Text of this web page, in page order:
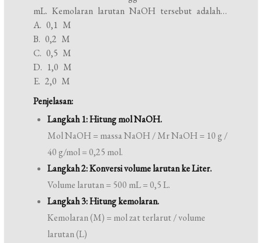
mL. Kemolaran larutan NaOH tersebut adalah…
A. 0,1 M
B. 0,2 M
C. 0,5 M
D. 1,0 M
E. 2,0 M
Penjelasan:
Langkah 1: Hitung mol NaOH.
Mol NaOH = massa NaOH / Mr NaOH = 10 g /
40 g/mol = 0,25 mol.
Langkah 2: Konversi volume larutan ke Liter.
Volume larutan = 500 mL = 0,5 L.
Langkah 3: Hitung kemolaran.
Kemolaran (M) = mol zat terlarut / volume
larutan (L)